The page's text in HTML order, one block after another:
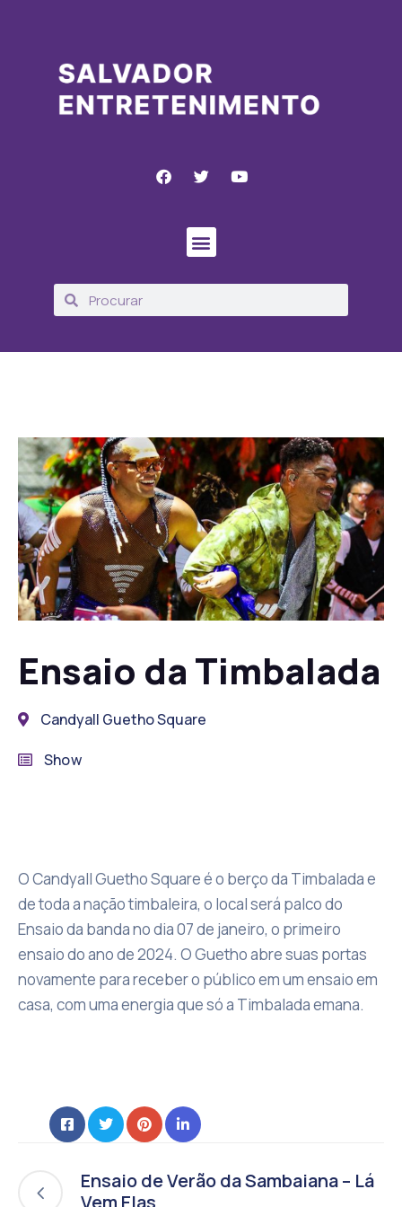
Ensaio da Timbalada
Candyall Guetho Square
Show
O Candyall Guetho Square é o berço da Timbalada e
de toda a nação timbaleira, o local será palco do
Ensaio da banda no dia 07 de janeiro, o primeiro
ensaio do ano de 2024. O Guetho abre suas portas
novamente para receber o público em um ensaio em
casa, com uma energia que só a Timbalada emana.
Ensaio de Verão da Sambaiana – Lá
Vem Elas